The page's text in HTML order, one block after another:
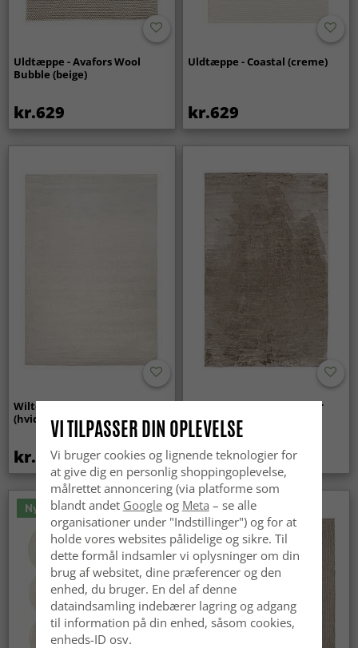
Uldtæppe - Avafors Wool
Bubble (beige)
kr.629
Uldtæppe - Coastal (creme)
kr.629
Wilton-tæppe - Sunayama
(hvid)
kr.419
Ryatæpper - Aranga Super
Soft Fur (brun)
kr.259
Nyhed
VI TILPASSER DIN OPLEVELSE
Vi bruger cookies og lignende teknologier for
at give dig en personlig shoppingoplevelse,
målrettet annoncering (via platforme som
blandt andet Googleog Meta – se alle
organisationer under "Indstillinger") og for at
holde vores websites pålidelige og sikre. Til
dette formål indsamler vi oplysninger om din
brug af websitet, dine præferencer og den
enhed, du bruger. En del af denne
dataindsamling indebærer lagring og adgang
til information på din enhed, såsom cookies,
enheds-ID osv.